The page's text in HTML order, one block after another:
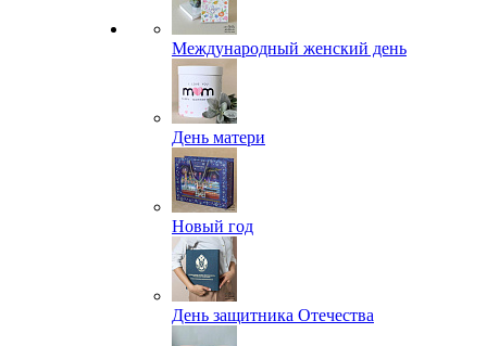
Международный женский день
День матери
Новый год
День защитника Отечества